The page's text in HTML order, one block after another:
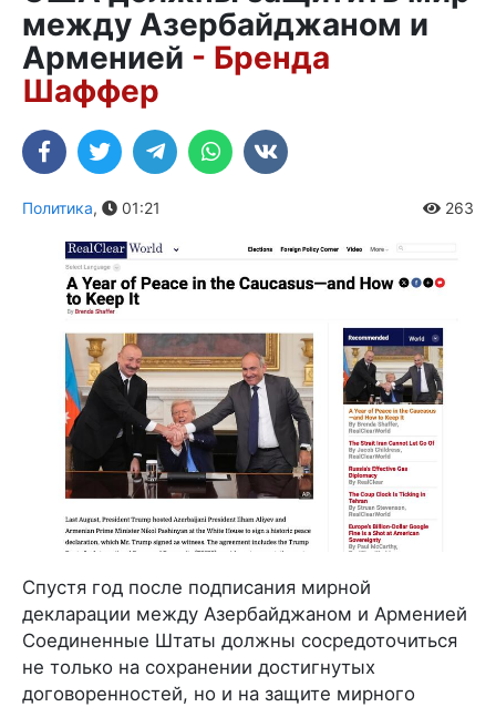
между Азербайджаном и
Арменией - Бренда
Шаффер
Политика, 01:21 263
Спустя год после подписания мирной
декларации между Азербайджаном и Арменией
Соединенные Штаты должны сосредоточиться
не только на сохранении достигнутых
договоренностей, но и на защите мирного